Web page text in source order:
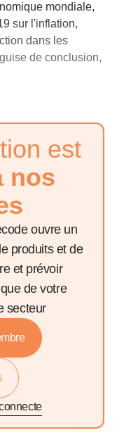
mondiale,
sur l'inflation,
dans les
de conclusion,
est
nos
ouvre un
produits et de
et prévoir
de votre
secteur